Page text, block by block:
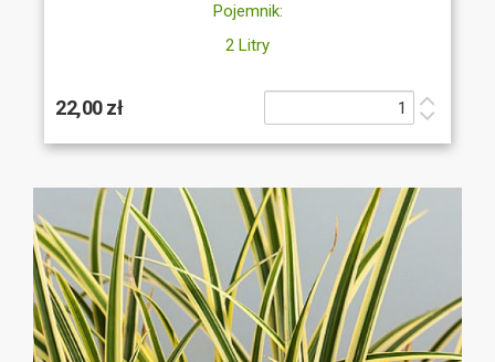
Pojemnik:
2 Litry
22,00 zł